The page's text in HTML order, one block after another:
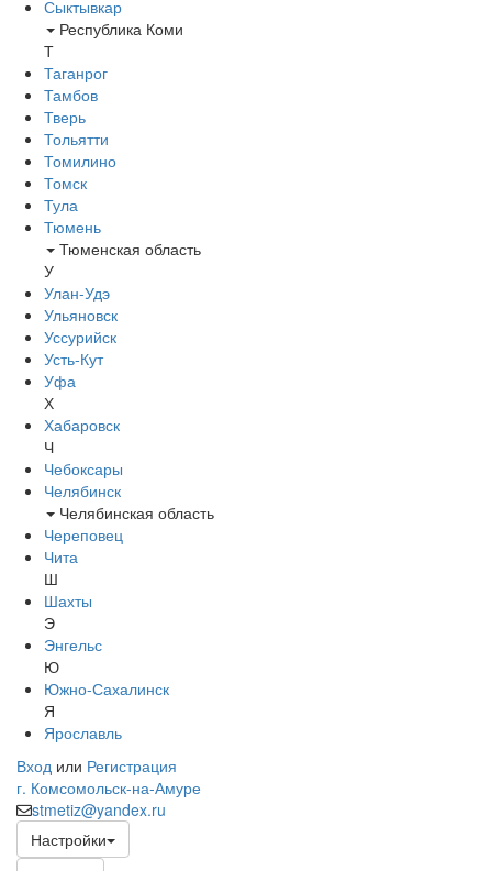
Сыктывкар
Республика Коми
Т
Таганрог
Тамбов
Тверь
Тольятти
Томилино
Томск
Тула
Тюмень
Тюменская область
У
Улан-Удэ
Ульяновск
Уссурийск
Усть-Кут
Уфа
Х
Хабаровск
Ч
Чебоксары
Челябинск
Челябинская область
Череповец
Чита
Ш
Шахты
Э
Энгельс
Ю
Южно-Сахалинск
Я
Ярославль
Вход или Регистрация
г. Комсомольск-на-Амуре
stmetiz@yandex.ru
Настройки